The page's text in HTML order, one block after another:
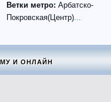
Ветки метро: Арбатско-
Покровская(Центр)...
И ОНЛАЙН